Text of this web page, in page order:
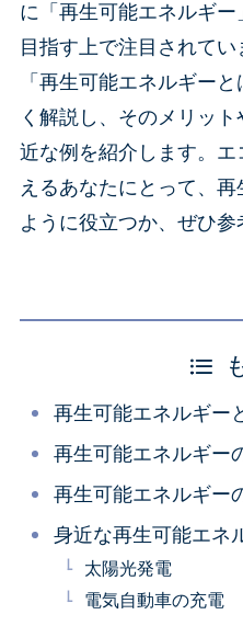
に「再生可能エネルギ
目指す上で注目されてい
「再生可能エネルギー
く解説し、そのメリッ
近な例を紹介します。
えるあなたにとって、
ように役立つか、ぜひ参
再生可能エネルギー
再生可能エネルギー
再生可能エネルギー
身近な再生可能エネ
太陽光発電
電気自動車の充電